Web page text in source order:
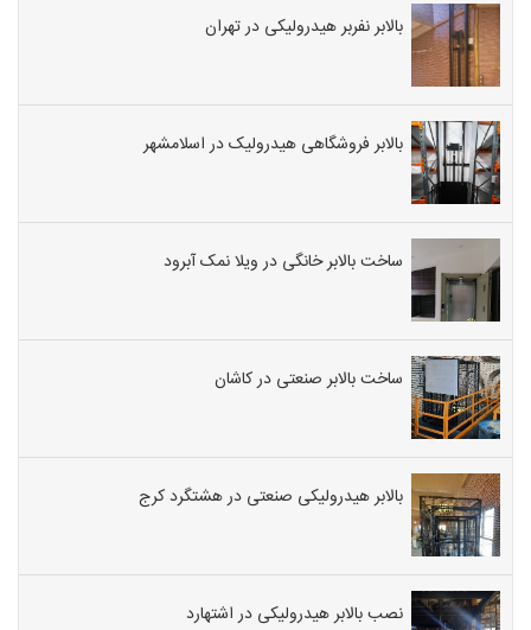
بالابر نفربر هیدرولیکی در تهران
بالابر فروشگاهی هیدرولیک در اسلامشهر
ساخت بالابر خانگی در ویلا نمک آبرود
ساخت بالابر صنعتی در کاشان
بالابر هیدرولیکی صنعتی در هشتگرد کرج
نصب بالابر هیدرولیکی در اشتهارد